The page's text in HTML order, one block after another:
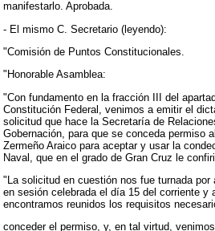
manifestarlo. Aprobada.
- El mismo C. Secretario (leyendo):
"Comisión de Puntos Constitucionales.
"Honorable Asamblea:
"Con fundamento en la fracción III del
Constitución Federal, venimos a emitir el
solicitud que hace la Secretaría de
Gobernación, para que se conceda permiso
Zermeño Araico para aceptar y usar la
Naval, que en el grado de Gran Cruz le
"La solicitud en cuestión nos fue turnada por
en sesión celebrada el día 15 del corriente y
encontramos reunidos los requisitos
conceder el permiso, y, en tal virtud,